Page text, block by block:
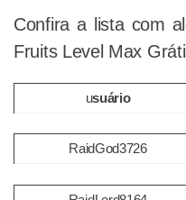
Confira a lista com
Fruits Level Max
usuário
RaidGod3726